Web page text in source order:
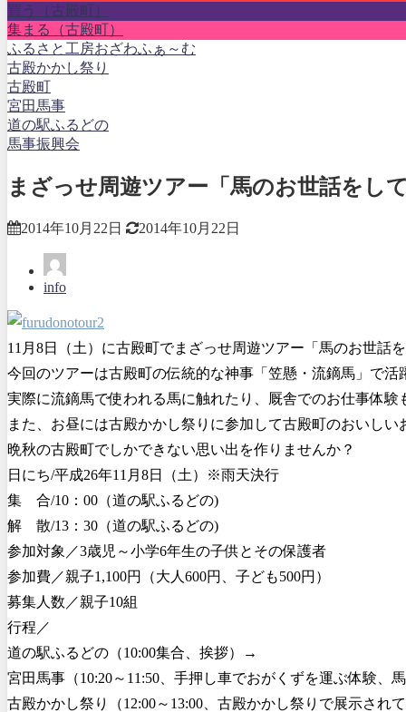
買う（古殿町）
集まる（古殿町）
ふるさと工房おざわふぁ～む
古殿かかし祭り
古殿町
宮田馬事
道の駅ふるどの
馬事振興会
まざっせ周遊ツアー「馬のお世話をし
2014年10月22日 2014年10月22日
info
11月8日（土）に古殿町でまざっせ周遊ツアー「馬のお世話
今回のツアーは古殿町の伝統的な神事「笠懸・流鏑馬」で
実際に流鏑馬で使われる馬に触れたり、厩舎でのお仕事体験
また、お昼には古殿かかし祭りに参加して古殿町のおいし
晩秋の古殿町でしかできない思い出を作りませんか？
日にち/平成26年11月8日（土）※雨天決行
集 合/10：00（道の駅ふるどの)
解 散/13：30（道の駅ふるどの)
参加対象／3歳児～小学6年生の子供とその保護者
参加費／親子1,100円（大人600円、子ども500円）
募集人数／親子10組
行程／
道の駅ふるどの（10:00集合、挨拶）→
宮田馬事（10:20～11:50、手押し車でおがくずを運ぶ体験、
古殿かかし祭り（12:00～13:00、古殿かかし祭りで展示さ